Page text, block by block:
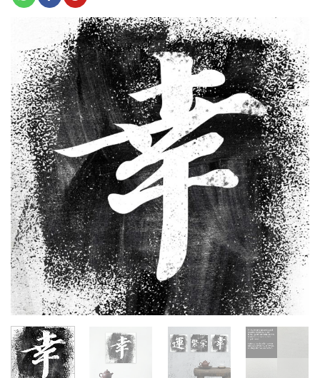
Adaugă
la
favorite